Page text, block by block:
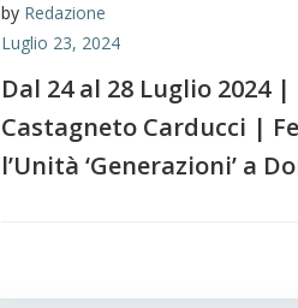
by Redazione
Luglio 23, 2024
Dal 24 al 28 Luglio 2024 |
Castagneto Carducci |
l’Unità ‘Generazioni’ a